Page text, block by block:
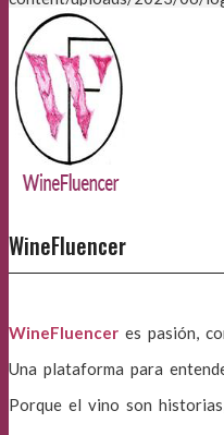
WineFluencer
WineFluencer es pasión,
Una plataforma para
Porque el vino son